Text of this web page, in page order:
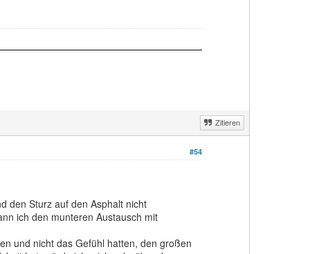
Zitieren
#54
den Sturz auf den Asphalt nicht
ich den munteren Austausch mit
und nicht das Gefühl hatten, den großen